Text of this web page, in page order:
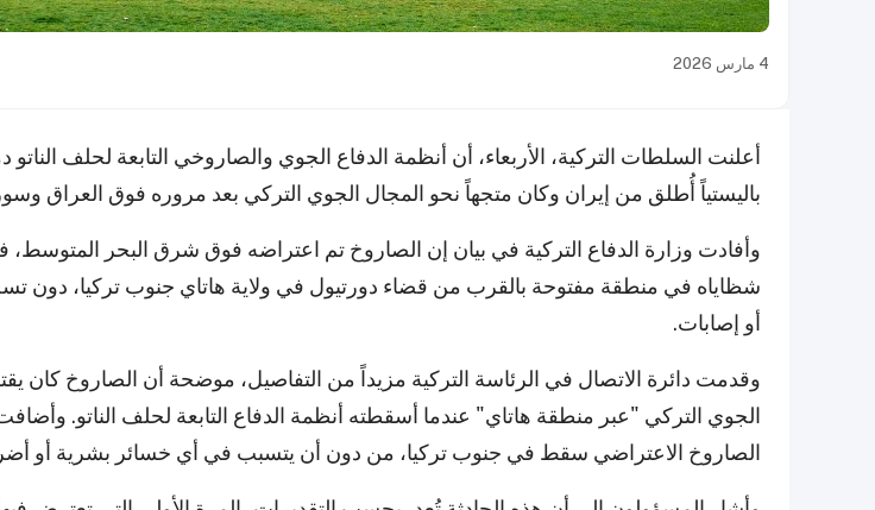
4 مارس 2026
أعلنت السلطات التركية، الأربعاء، أن أنظمة الدفاع الجوي والصاروخي التابعة لحلف
باليستياً أُطلق من إيران وكان متجهاً نحو المجال الجوي التركي بعد مروره فوق العراق
وأفادت وزارة الدفاع التركية في بيان إن الصاروخ تم اعتراضه فوق شرق البحر
شظاياه في منطقة مفتوحة بالقرب من قضاء دورتيول في ولاية هاتاي جنوب تركيا، دون
أو إصابات.
وقدمت دائرة الاتصال في الرئاسة التركية مزيداً من التفاصيل، موضحة أن الصاروخ كان
الجوي التركي "عبر منطقة هاتاي" عندما أسقطته أنظمة الدفاع التابعة لحلف الناتو.
الصاروخ الاعتراضي سقط في جنوب تركيا، من دون أن يتسبب في أي خسائر بشرية أو